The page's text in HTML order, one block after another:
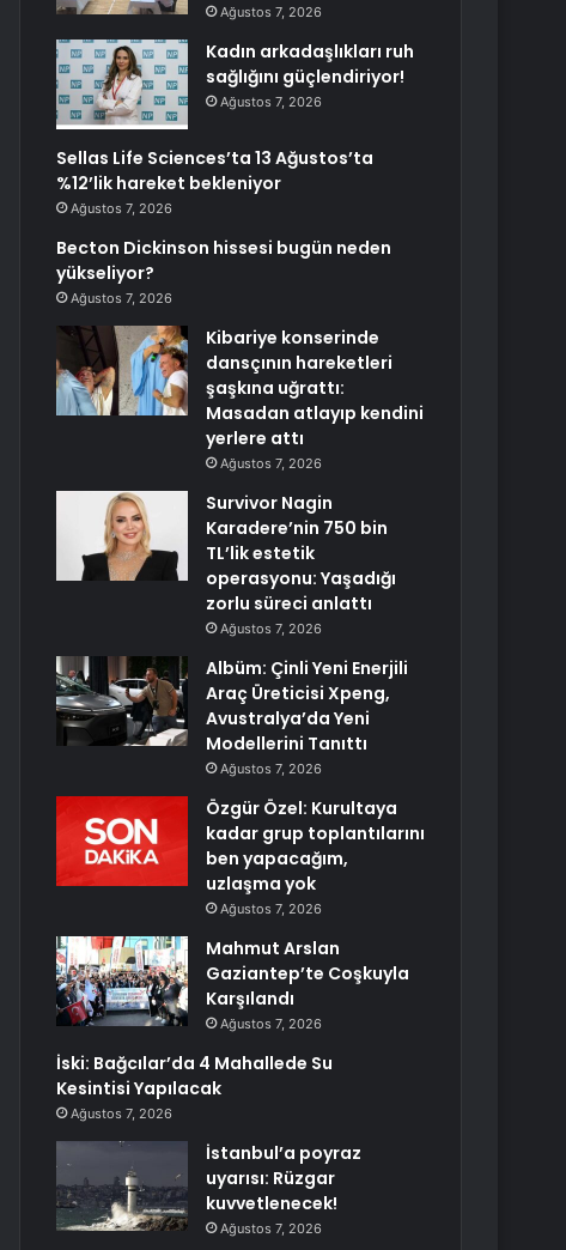
Ağustos 7, 2026
Kadın arkadaşlıkları ruh
sağlığını güçlendiriyor!
Ağustos 7, 2026
Sellas Life Sciences’ta 13 Ağustos’ta
%12’lik hareket bekleniyor
Ağustos 7, 2026
Becton Dickinson hissesi bugün neden
yükseliyor?
Ağustos 7, 2026
Kibariye konserinde
dansçının hareketleri
şaşkına uğrattı:
Masadan atlayıp kendini
yerlere attı
Ağustos 7, 2026
Survivor Nagin
Karadere’nin 750 bin
TL’lik estetik
operasyonu: Yaşadığı
zorlu süreci anlattı
Ağustos 7, 2026
Albüm: Çinli Yeni Enerjili
Araç Üreticisi Xpeng,
Avustralya’da Yeni
Modellerini Tanıttı
Ağustos 7, 2026
Özgür Özel: Kurultaya
kadar grup toplantılarını
ben yapacağım,
uzlaşma yok
Ağustos 7, 2026
Mahmut Arslan
Gaziantep’te Coşkuyla
Karşılandı
Ağustos 7, 2026
İski: Bağcılar’da 4 Mahallede Su
Kesintisi Yapılacak
Ağustos 7, 2026
İstanbul’a poyraz
uyarısı: Rüzgar
kuvvetlenecek!
Ağustos 7, 2026